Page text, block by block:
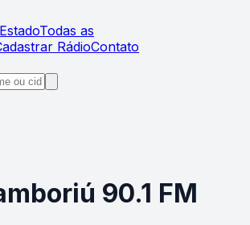
Todas as
RádioContato
90.1 FM